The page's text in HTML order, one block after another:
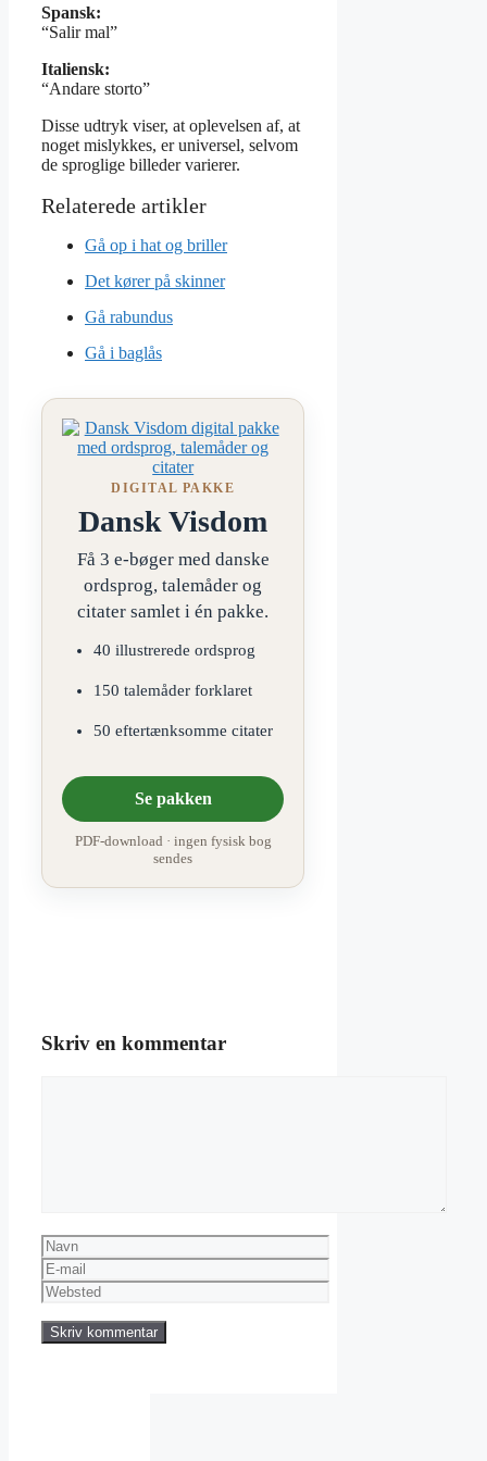
Spansk:
“Salir mal”
Italiensk:
“Andare storto”
Disse udtryk viser, at oplevelsen af, at
noget mislykkes, er universel, selvom
de sproglige billeder varierer.
Gå op i hat og briller
Det kører på skinner
Gå rabundus
Gå i baglås
DIGITAL PAKKE
Dansk Visdom
Få 3 e-bøger med danske
ordsprog, talemåder og
citater samlet i én pakke.
40 illustrerede ordsprog
150 talemåder forklaret
50 eftertænksomme citater
Se pakken
PDF-download · ingen fysisk bog
sendes
Skriv en kommentar
Navn
E-
mail
Websted